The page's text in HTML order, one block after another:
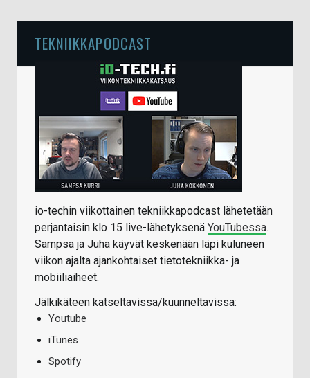
TEKNIIKKAPODCAST
io-techin viikottainen tekniikkapodcast lähetetään
perjantaisin klo 15 live-lähetyksenä YouTubessa.
Sampsa ja Juha käyvät keskenään läpi kuluneen
viikon ajalta ajankohtaiset tietotekniikka- ja
mobiiliaiheet.
Jälkikäteen katseltavissa/kuunneltavissa:
Youtube
iTunes
Spotify